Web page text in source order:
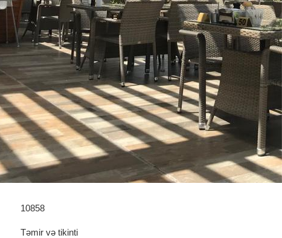
10858
Təmir və tikinti